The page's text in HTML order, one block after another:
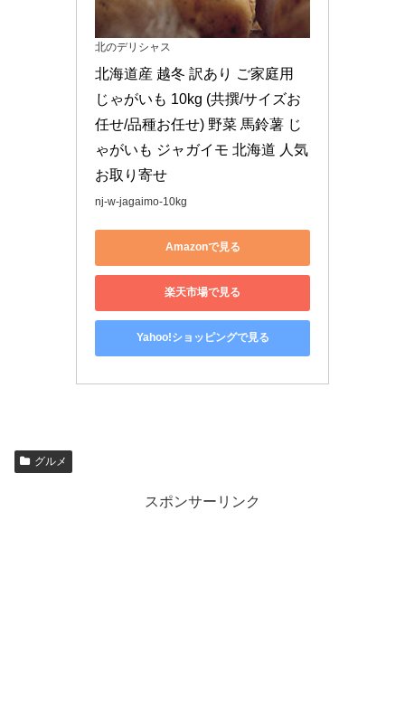
北のデリシャス
北海道産 越冬 訳あり ご家庭用
じゃがいも 10kg (共撰/サイズお
任せ/品種お任せ) 野菜 馬鈴薯 じ
ゃがいも ジャガイモ 北海道 人気
お取り寄せ
nj-w-jagaimo-10kg
Amazonで見る
楽天市場で見る
Yahoo!ショッピングで見る
グルメ
スポンサーリンク